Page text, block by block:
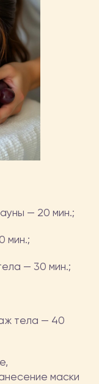
— 20 мин.;
мин.;
— 30 мин.;
тела — 40
маски